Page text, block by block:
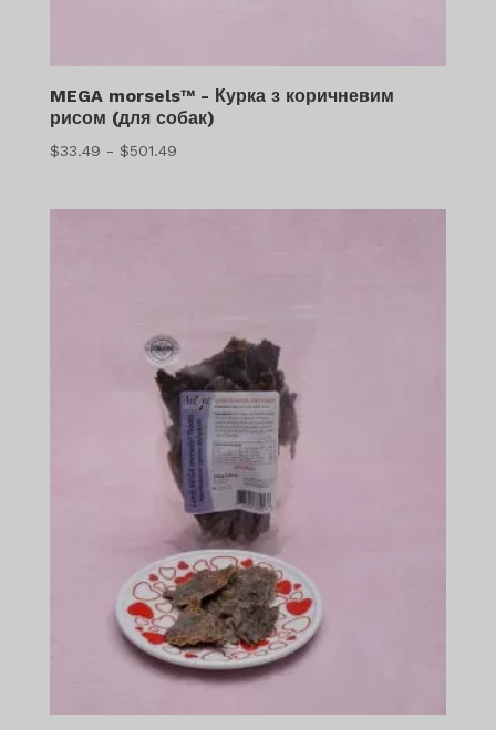
MEGA morsels™ - Курка з коричневим
рисом (для собак)
$33.49 - $501.49Діапазон